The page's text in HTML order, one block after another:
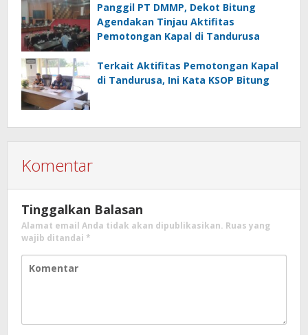
Panggil PT DMMP, Dekot Bitung
Agendakan Tinjau Aktifitas
Pemotongan Kapal di Tandurusa
Terkait Aktifitas Pemotongan Kapal
di Tandurusa, Ini Kata KSOP Bitung
Komentar
Tinggalkan Balasan
Alamat email Anda tidak akan dipublikasikan. Ruas yang
wajib ditandai *